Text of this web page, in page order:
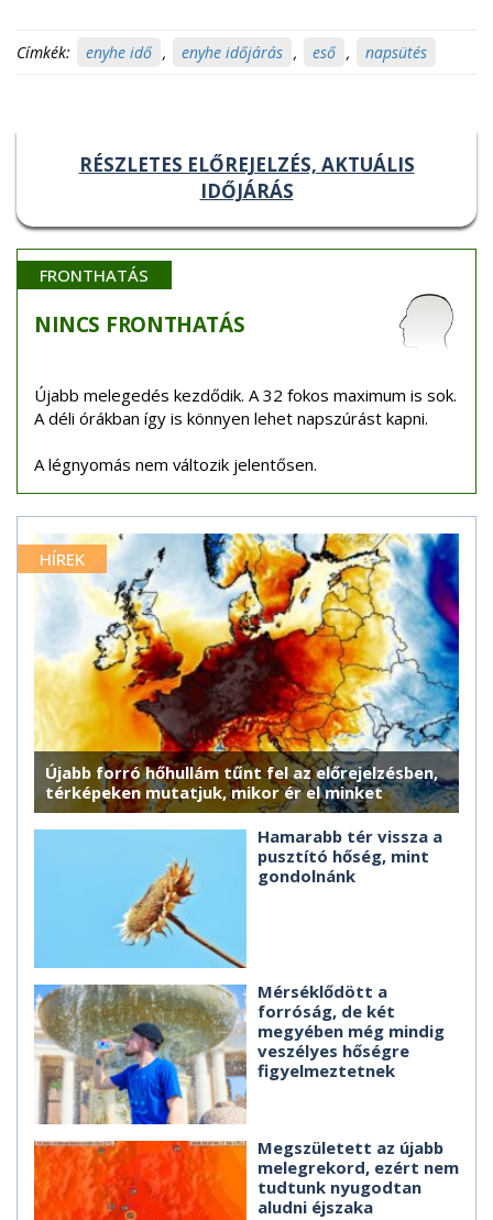
Címkék: enyhe idő , enyhe időjárás , eső , napsütés
RÉSZLETES ELŐREJELZÉS, AKTUÁLIS
IDŐJÁRÁS
FRONTHATÁS
NINCS FRONTHATÁS
Újabb melegedés kezdődik. A 32 fokos maximum is sok.
A déli órákban így is könnyen lehet napszúrást kapni.
A légnyomás nem változik jelentősen.
HÍREK
Újabb forró hőhullám tűnt fel az előrejelzésben,
térképeken mutatjuk, mikor ér el minket
Hamarabb tér vissza a
pusztító hőség, mint
gondolnánk
Mérséklődött a
forróság, de két
megyében még mindig
veszélyes hőségre
figyelmeztetnek
Megszületett az újabb
melegrekord, ezért nem
tudtunk nyugodtan
aludni éjszaka